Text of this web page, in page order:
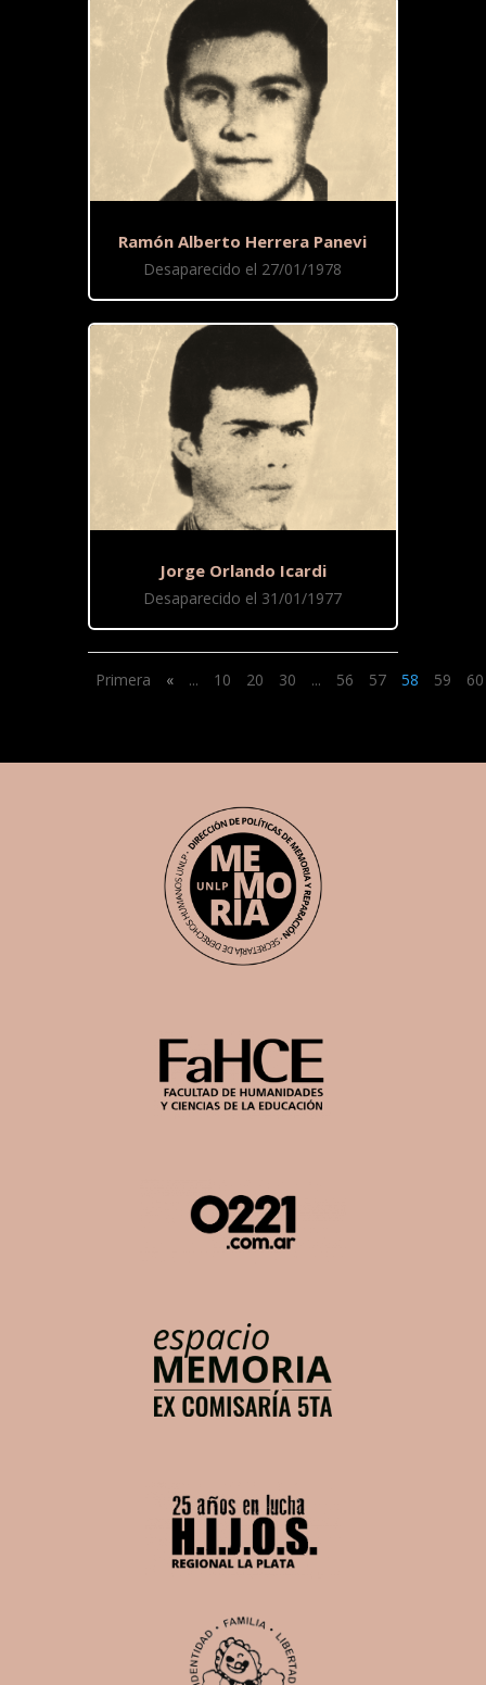
Ramón Alberto Herrera Panevi
Desaparecido el 27/01/1978
Jorge Orlando Icardi
Desaparecido el 31/01/1977
Primera « ... 10 20 30 ... 56 57 58 59 60